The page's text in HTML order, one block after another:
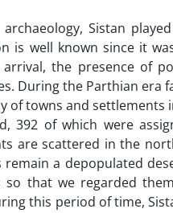
archaeology, Sistan
is well known since it
arrival, the presence of
During the Parthian era
of towns and settlements
392 of which were
are scattered in the
remain a depopulated
so that we regarded
this period of time,